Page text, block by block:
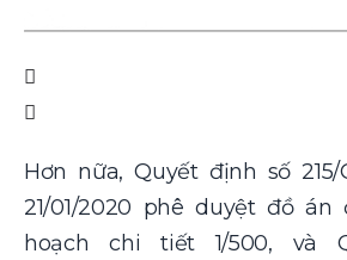
Hơn nữa, Quyết định số
21/01/2020 phê duyệt đồ
hoạch chi tiết 1/500, và